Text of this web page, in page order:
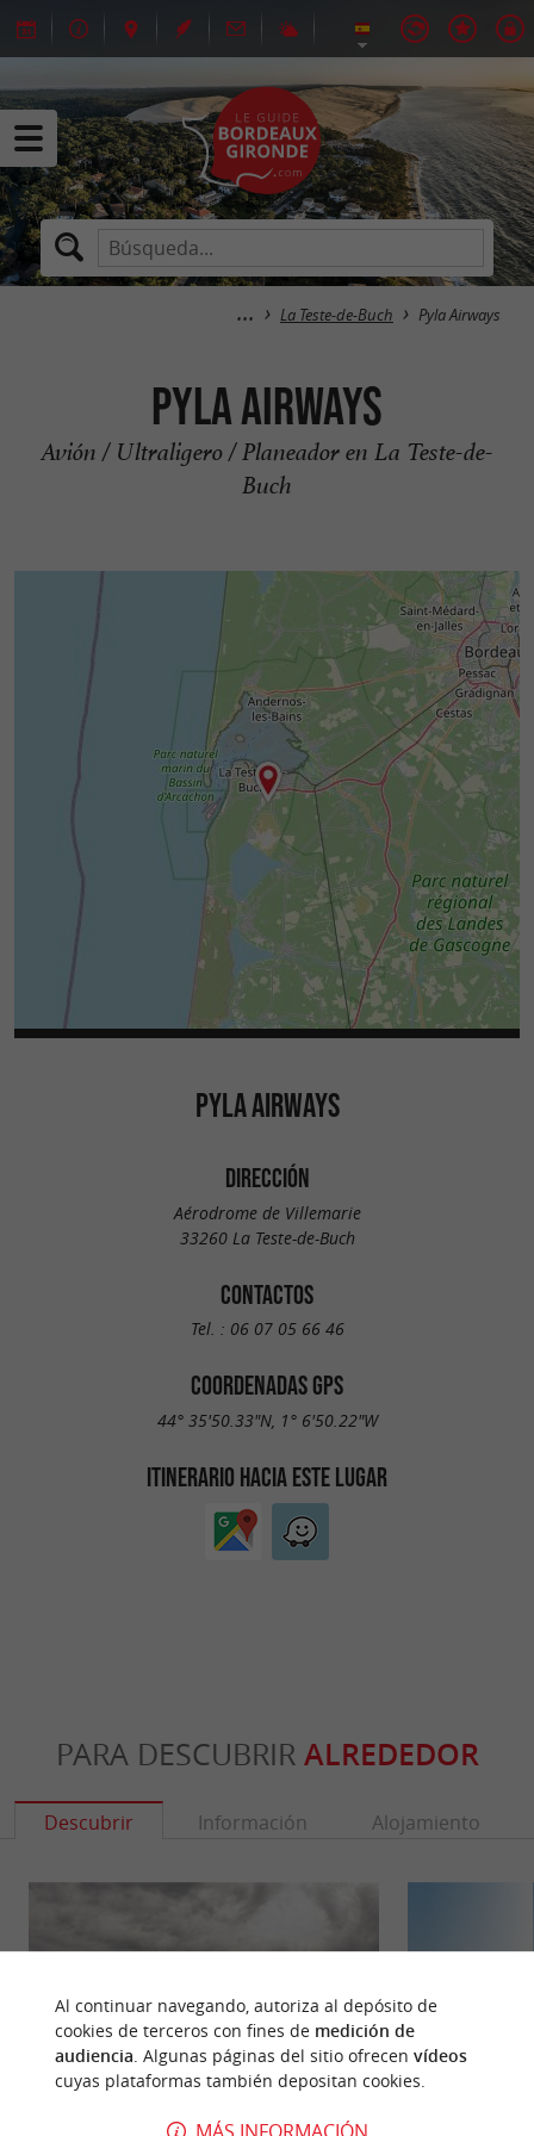
La Teste-de-Buch Pyla Airways
Pyla Airways
Avión / Ultraligero / Planeador en La Teste-de-
Buch
PYLA AIRWAYS
DIRECCIÓN
Aérodrome de Villemarie
33260 La Teste-de-Buch
CONTACTOS
Tel. : 06 07 05 66 46
COORDENADAS GPS
44° 35'50.33"N, 1° 6'50.22"W
ITINERARIO HACIA ESTE LUGAR
PARA DESCUBRIR ALREDEDOR
Descubrir Información Alojamiento
Al continuar navegando, autoriza al depósito de
cookies de terceros con fines de medición de
audiencia. Algunas páginas del sitio ofrecen vídeos
cuyas plataformas también depositan cookies.